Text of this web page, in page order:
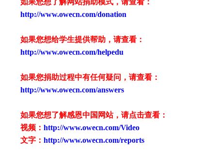
如果您想了解网站捐助模式，请查看：
http://www.owecn.com/donation
如果您想给学生提供帮助，请查看：
http://www.owecn.com/helpedu
如果您捐助过程中有任何疑问，请查看：
http://www.owecn.com/answers
如果您想了解感恩中国网站，请点击查看：
视频： http://www.owecn.com/Video
文字： http://www.owecn.com/reports